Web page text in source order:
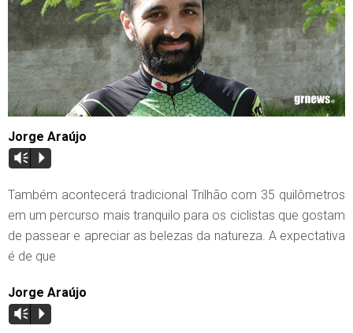
Jorge Araújo
Vm P
Também acontecerá tradicional Trilhão com 35 quilômetros
em um percurso mais tranquilo para os ciclistas que gostam
de passear e apreciar as belezas da natureza. A expectativa
é de que
Jorge Araújo
Vm P